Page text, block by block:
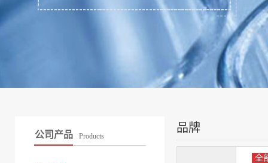
公司产品 Products
品牌
全